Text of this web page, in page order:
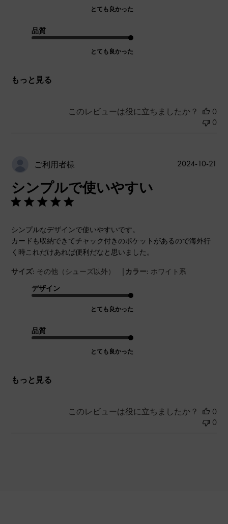
とても良かった
品質
とても良かった
もっと見る
このレビューは役に立ちましたか？
0
0
ご利用者様
シンプルで使いやすい
シンプルなデザインで使いやすいです。
カードも収納できてチャック付きのポケットがあるので海外行
く時これだけあれば便利だなと思いました。
サイズ: その他（シューズ以外） | カラー: ホワイト系
デザイン
とても良かった
品質
とても良かった
もっと見る
2024-10-21
このレビューは役に立ちましたか？
0
0